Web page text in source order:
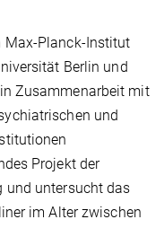
Max-Planck-Institut
Berlin und
Zusammenarbeit mit
und
Projekt der
und untersucht das
im Alter zwischen